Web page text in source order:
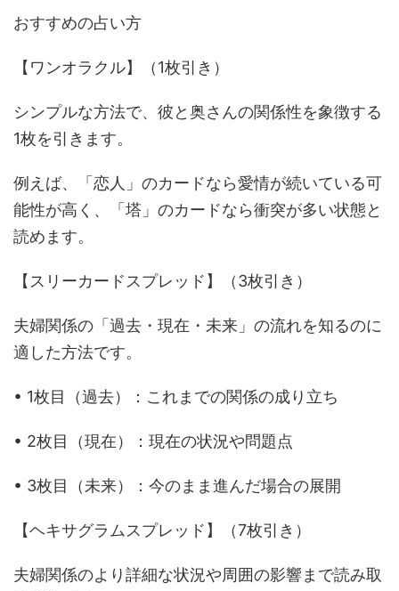
おすすめの占い方
【ワンオラクル】（1枚引き）
シンプルな方法で、彼と奥さんの関係性を象徴する
1枚を引きます。
例えば、「恋人」のカードなら愛情が続いている可
能性が高く、「塔」のカードなら衝突が多い状態と
読めます。
【スリーカードスプレッド】（3枚引き）
夫婦関係の「過去・現在・未来」の流れを知るのに
適した方法です。
• 1枚目（過去）：これまでの関係の成り立ち
• 2枚目（現在）：現在の状況や問題点
• 3枚目（未来）：今のまま進んだ場合の展開
【ヘキサグラムスプレッド】（7枚引き）
夫婦関係のより詳細な状況や周囲の影響まで読み取